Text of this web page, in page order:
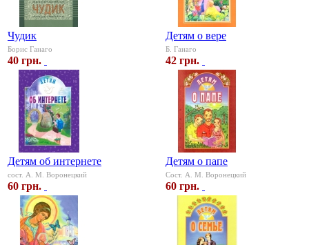
Чудик
Борис Ганаго
40 грн.
Детям о вере
Б. Ганаго
42 грн.
Детям об интернете
сост. А. М. Воронецкий
60 грн.
Детям о папе
Сост. А. М. Воронецкий
60 грн.